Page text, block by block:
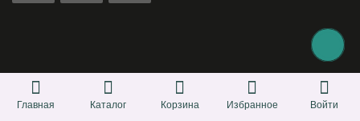
Главная Каталог Корзина Избранное Войти